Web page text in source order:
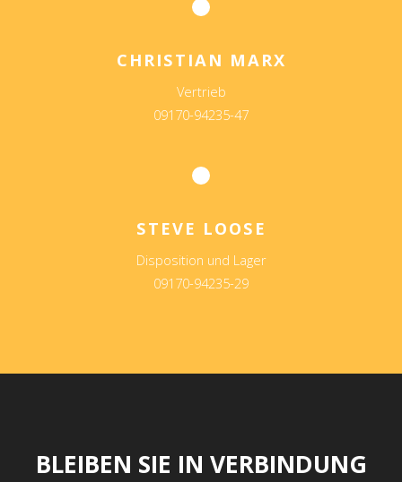
CHRISTIAN MARX
Vertrieb
09170-94235-47
STEVE LOOSE
Disposition und Lager
09170-94235-29
BLEIBEN SIE IN VERBINDUNG